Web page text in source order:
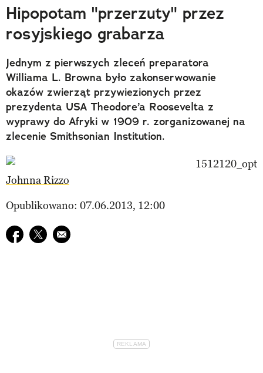
Trendbook Podróżniczy
Polecane
Hipopotam "przerzuty" przez
rosyjskiego grabarza
Jednym z pierwszych zleceń preparatora
Williama L. Browna było zakonserwowanie
okazów zwierząt przywiezionych przez
prezydenta USA Theodore’a Roosevelta z
wyprawy do Afryki w 1909 r. zorganizowanej na
zlecenie Smithsonian Institution.
Johnna Rizzo
Opublikowano: 07.06.2013, 12:00
Udostępnij na facebook
Udostępnij na twitter
E-mail do przyjaciela